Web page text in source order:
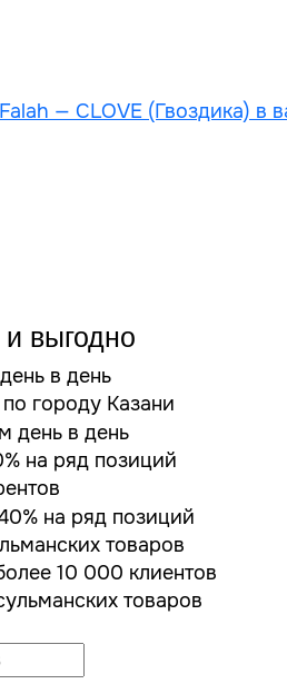
— CLOVE (Гвоздика) в
выгодно
в день
городу Казани
на ряд позиций
товаров
10 000 клиентов